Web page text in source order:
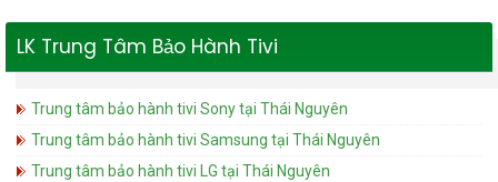
LK Trung Tâm Bảo Hành Tivi
Trung tâm bảo hành tivi Sony tại Thái Nguyên
Trung tâm bảo hành tivi Samsung tại Thái Nguyên
Trung tâm bảo hành tivi LG tại Thái Nguyên